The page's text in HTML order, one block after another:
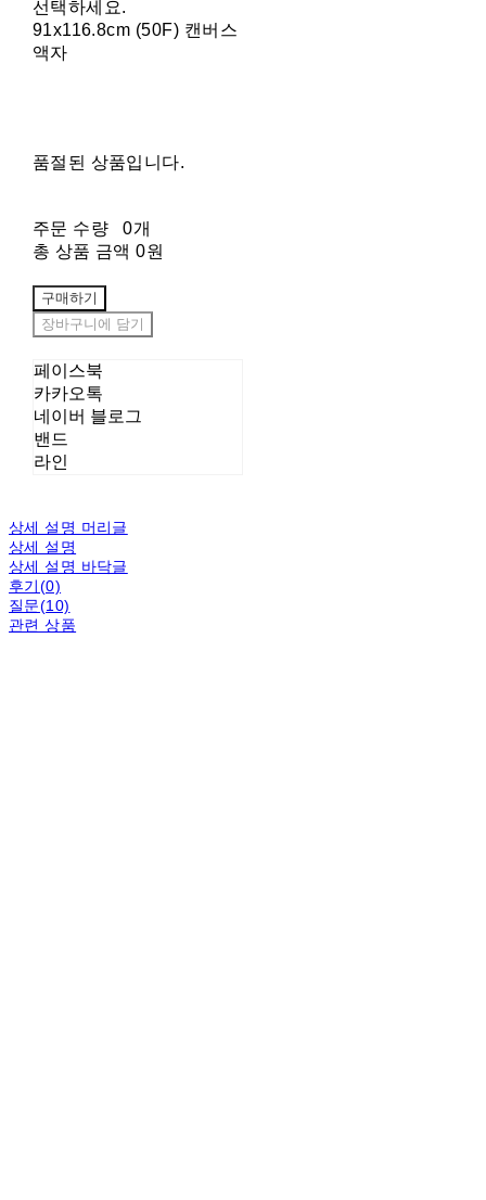
선택하세요.
91x116.8cm (50F) 캔버스
액자
품절된 상품입니다.
주문 수량
0개
총 상품 금액 0원
구매하기
장바구니에 담기
페이스북
카카오톡
네이버 블로그
밴드
라인
상세 설명 머리글
상세 설명
상세 설명 바닥글
후기(0)
질문(10)
관련 상품